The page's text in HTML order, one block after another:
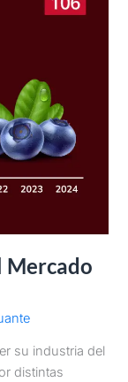
Mercado
su industria del
distintas